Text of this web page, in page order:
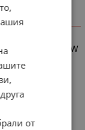
2но2нз 1.5А EAW
1.5А
(трифазно)
от